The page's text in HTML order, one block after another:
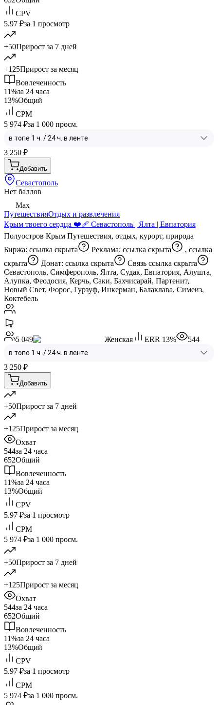
CPV
5.97 ₽за 1 просмотр
+50Прирост за 7 дней
+125Прирост за месяц
Вовлеченность
11%за 24 часа
13%Общий
CPM
5 974 ₽за 1 000 просм.
3 250 ₽
Добавить
Севастополь
Нет баллов
Max
ПутешествияОтдых и развлечения
Крым твоего сердца ❤️‍🩹 Севастополь | Ялта | Евпатория
Полуостров Крым Путешествия, отдых, курорт, природа
Биржа: ссылка скрыта Реклама: ссылка скрыта , ссылка
скрыта
Донат: ссылка скрыта Связь ссылка скрыта
Севастополь, Симферополь, Ялта, Судак, Евпатория, Алушта,
Алупка, Феодосия, Керчь, Саки, Бахчисарай, Партенит,
Новый Свет, Форос, Гурзуф, Инкерман, Балаклава, Симеиз,
Коктебель
5 049 Женская ERR 13% 544
3 250 ₽
Добавить
+50Прирост за 7 дней
+125Прирост за месяц
Охват
544за 24 часа
652Общий
Вовлеченность
11%за 24 часа
13%Общий
CPV
5.97 ₽за 1 просмотр
CPM
5 974 ₽за 1 000 просм.
+50Прирост за 7 дней
+125Прирост за месяц
Охват
544за 24 часа
652Общий
Вовлеченность
11%за 24 часа
13%Общий
CPV
5.97 ₽за 1 просмотр
CPM
5 974 ₽за 1 000 просм.